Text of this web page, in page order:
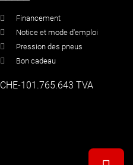
Financement
Notice et mode d'emploi
Pression des pneus
Bon cadeau
CHE-101.765.643 TVA